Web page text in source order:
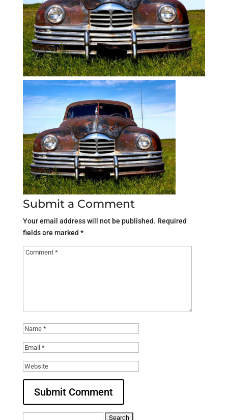
Submit a Comment
Your email address will not be published. Required
fields are marked *